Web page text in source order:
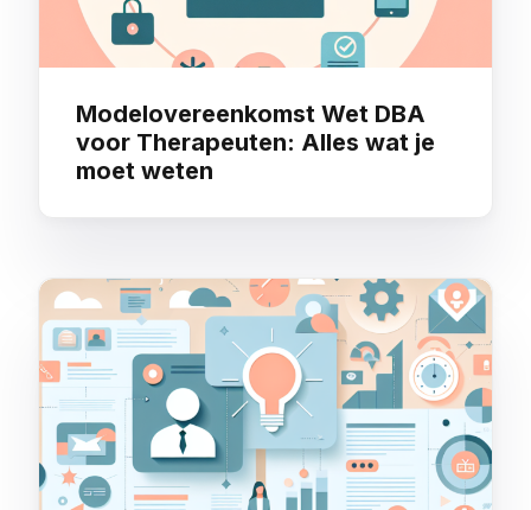
Modelovereenkomst Wet DBA
voor Therapeuten: Alles wat je
moet weten